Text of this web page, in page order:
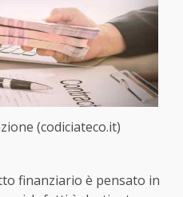
(codiciateco.it)
finanziario è pensato in